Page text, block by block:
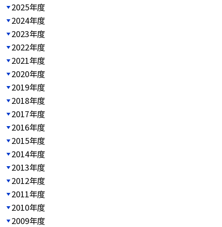
2025年度
2024年度
2023年度
2022年度
2021年度
2020年度
2019年度
2018年度
2017年度
2016年度
2015年度
2014年度
2013年度
2012年度
2011年度
2010年度
2009年度